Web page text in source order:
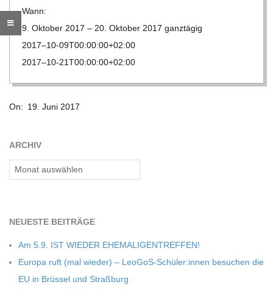
G
O
L
D
S
C
H
M
Wann:
9. Okto­ber 2017 – 20. Okto­ber 2017 ganz­tä­gig
2017–10-09T00:00:00+02:00
2017–10-21T00:00:00+02:00
06-
On: 19. Juni 2017
ARCHIV
Archiv
NEU­ESTE BEITRÄGE
Am 5.9. IST WIEDER EHEMALIGENTREFFEN!
Europa ruft (mal wie­der) – LeoGoS-Schüler:innen besu­chen die
EU in Brüs­sel und Straßburg